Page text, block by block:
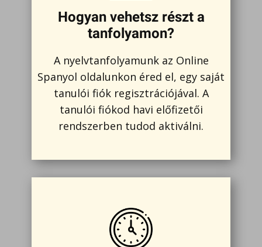
Hogyan vehetsz részt a
tanfolyamon?
A nyelvtanfolyamunk az Online
Spanyol oldalunkon éred el, egy saját
tanulói fiók regisztrációjával. A
tanulói fiókod havi előfizetői
rendszerben tudod aktiválni.